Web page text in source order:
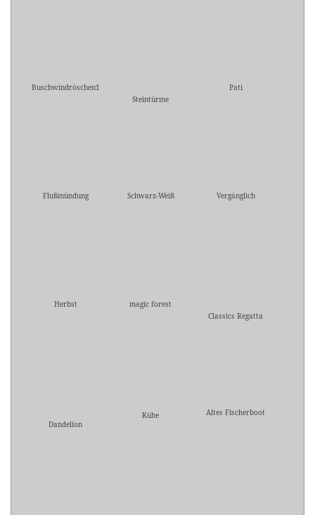
Buschwindröschen1
Steintürme
Pati
Flußmündung Schwarz-Weiß Vergänglich
Herbst
magic forest
Classics Regatta
Dandelion
Kühe Altes Fischerboot